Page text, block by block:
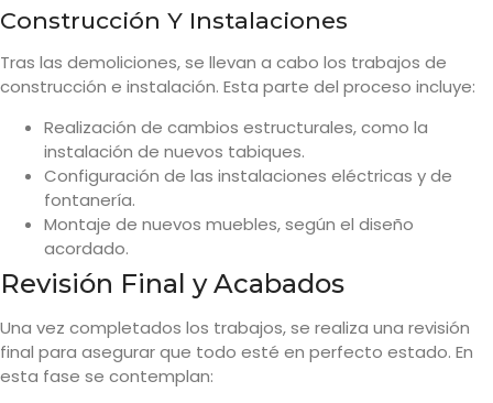
Construcción Y Instalaciones
Tras las demoliciones, se llevan a cabo los trabajos de
construcción e instalación. Esta parte del proceso incluye:
Realización de cambios estructurales, como la
instalación de nuevos tabiques.
Configuración de las instalaciones eléctricas y de
fontanería.
Montaje de nuevos muebles, según el diseño
acordado.
Revisión Final y Acabados
Una vez completados los trabajos, se realiza una revisión
final para asegurar que todo esté en perfecto estado. En
esta fase se contemplan: